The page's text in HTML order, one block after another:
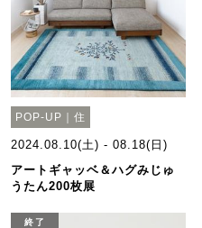
POP-UP｜住
2024.08.10(土) - 08.18(日)
アートギャッベ＆ハグみじゅ
うたん200枚展
終了